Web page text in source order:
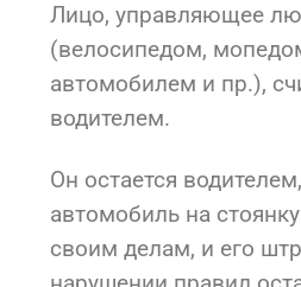
Лицо, управляющее
(велосипедом,
автомобилем и пр.),
водителем.
Он остается
автомобиль на
своим делам, и его